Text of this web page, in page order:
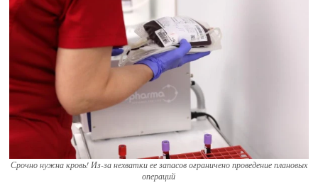
Срочно нужна кровь! Из-за нехватки ее запасов ограничено проведение плановых
операций